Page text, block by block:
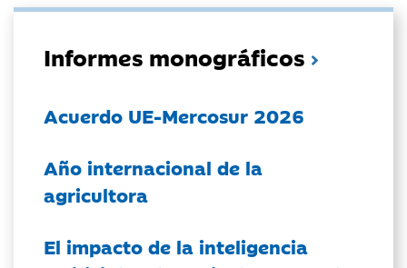
Informes monográficos
Acuerdo UE-Mercosur 2026
Año internacional de la
agricultora
El impacto de la inteligencia